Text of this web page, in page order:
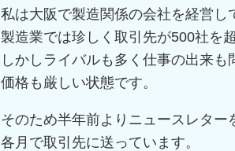
私は大阪で製造関係の会社を経営し
製造業では珍しく取引先が500社を超
しかしライバルも多く仕事の出来も
価格も厳しい状態です。
そのため半年前よりニュースレター
各月で取引先に送っています。